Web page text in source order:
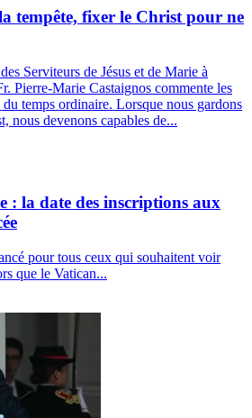
tempête, fixer le Christ pour ne
Serviteurs de Jésus et de Marie à
Pierre-Marie Castaignos commente les
temps ordinaire. Lorsque nous gardons
nous devenons capables de...
: la date des inscriptions aux
pour tous ceux qui souhaitent voir
que le Vatican...